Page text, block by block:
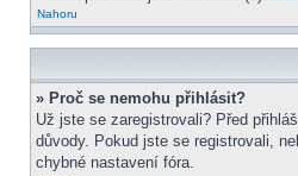
Nahoru
» Proč se nemohu přihlásit?
Už jste se zaregistrovali? Před
důvody. Pokud jste se registrovali,
chybné nastavení fóra.